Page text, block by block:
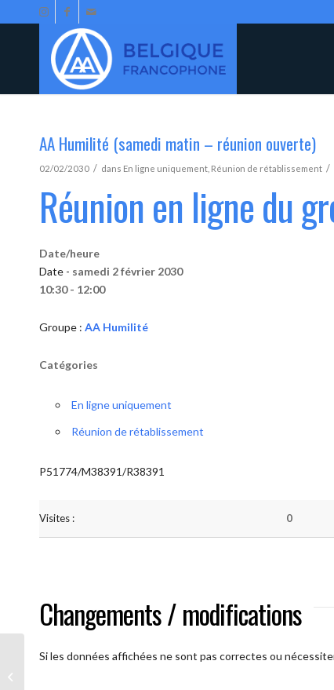
AA Humilité (samedi matin – réunion ouverte)
02/02/2030 / dans En ligne uniquement Réunion de rétablissement /
Réunion en ligne du
Date/heure
Date - samedi 2 février 2030
10:30 - 12:00
Groupe : AA Humilité
Catégories
En ligne uniquement
Réunion de rétablissement
P51774/M38391/R38391
Visites : 0
Changements / modifications
Si les données affichées ne sont pas correctes ou